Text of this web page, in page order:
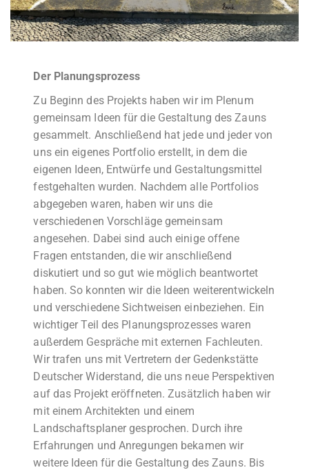
Der Planungsprozess
Zu Beginn des Projekts haben wir im Plenum
gemeinsam Ideen für die Gestaltung des Zauns
gesammelt. Anschließend hat jede und jeder von
uns ein eigenes Portfolio erstellt, in dem die
eigenen Ideen, Entwürfe und Gestaltungsmittel
festgehalten wurden. Nachdem alle Portfolios
abgegeben waren, haben wir uns die
verschiedenen Vorschläge gemeinsam
angesehen. Dabei sind auch einige offene
Fragen entstanden, die wir anschließend
diskutiert und so gut wie möglich beantwortet
haben. So konnten wir die Ideen weiterentwickeln
und verschiedene Sichtweisen einbeziehen. Ein
wichtiger Teil des Planungsprozesses waren
außerdem Gespräche mit externen Fachleuten.
Wir trafen uns mit Vertretern der Gedenkstätte
Deutscher Widerstand, die uns neue Perspektiven
auf das Projekt eröffneten. Zusätzlich haben wir
mit einem Architekten und einem
Landschaftsplaner gesprochen. Durch ihre
Erfahrungen und Anregungen bekamen wir
weitere Ideen für die Gestaltung des Zauns. Bis